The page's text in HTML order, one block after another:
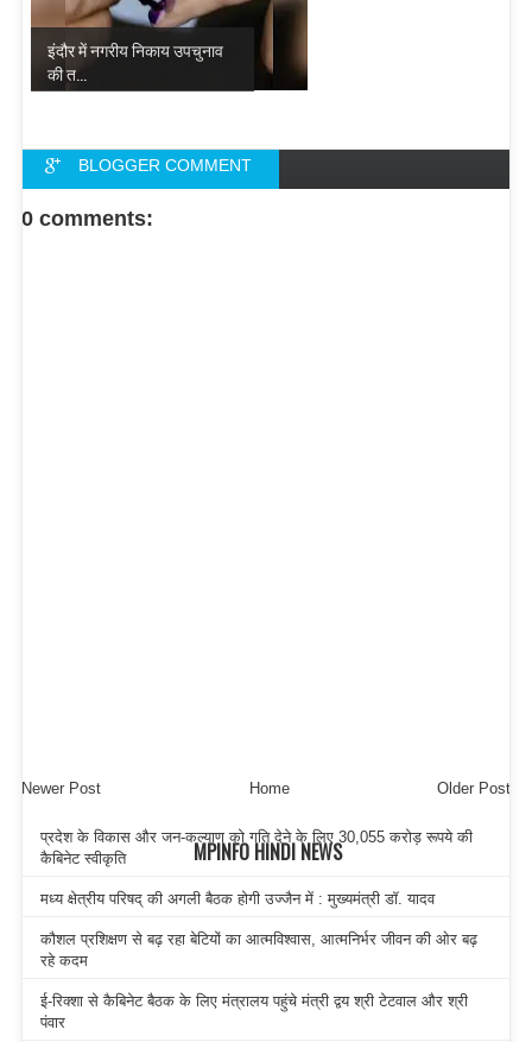
इंदौर में नगरीय निकाय उपचुनाव
की त...
BLOGGER COMMENT
FACEBOOK COMMENT
0 comments:
Newer Post Older Post
Home
MPINFO HINDI NEWS
प्रदेश के विकास और जन-कल्याण को गति देने के लिए 30,055 करोड़ रूपये की
कैबिनेट स्वीकृति
मध्य क्षेत्रीय परिषद् की अगली बैठक होगी उज्जैन में : मुख्यमंत्री डॉ. यादव
कौशल प्रशिक्षण से बढ़ रहा बेटियों का आत्मविश्वास, आत्मनिर्भर जीवन की ओर बढ़
रहे कदम
ई-रिक्शा से कैबिनेट बैठक के लिए मंत्रालय पहुंचे मंत्री द्वय श्री टेटवाल और श्री
पंवार